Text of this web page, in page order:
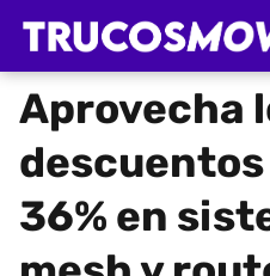
Aprovecha
36% en